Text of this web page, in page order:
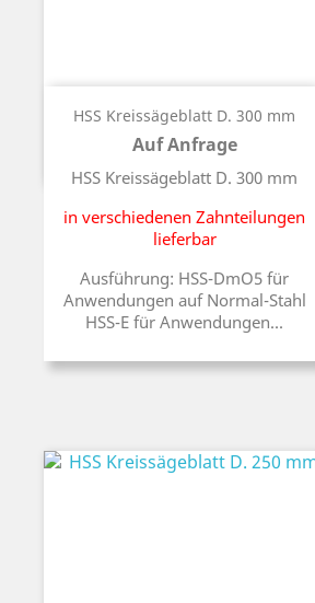
HSS Kreissägeblatt D. 300 mm
Auf Anfrage
Preis
HSS Kreissägeblatt D. 300 mm
in verschiedenen Zahnteilungen
lieferbar
Ausführung: HSS-DmO5 für
Anwendungen auf Normal-Stahl
HSS-E für Anwendungen...